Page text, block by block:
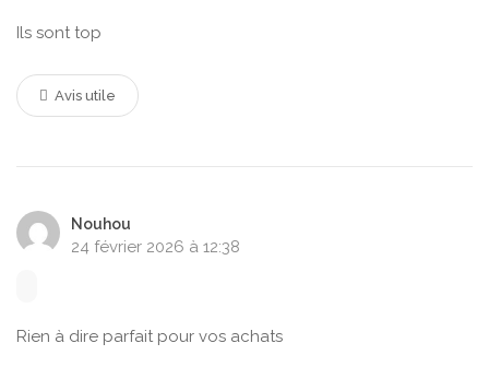
Ils sont top
Avis utile
Nouhou
24 février 2026 à 12:38
Rien à dire parfait pour vos achats